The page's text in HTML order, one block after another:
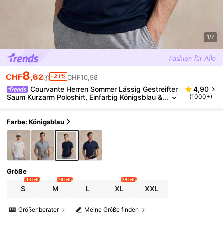
1/7
CHF8,62 -21% CHF10,98
Courvante Herren Sommer Lässig Gestreifter
Saum Kurzarm Poloshirt, Einfarbig Königsblau &
4,90
(1000+)
Farbe: Königsblau
Größe
S
13 left
M
20 left
L XL
39 left
XXL
Meine Größe finden
Größenberater